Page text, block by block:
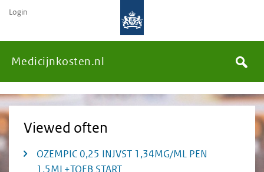
You
are
Medicijnkosten.nl Search
Login
Viewed often
OZEMPIC 0,25 INJVST 1,34MG/ML PEN
1,5ML+TOEB START